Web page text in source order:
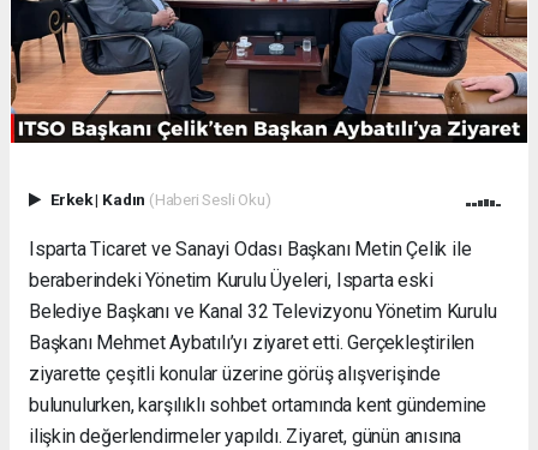
Erkek| Kadın (Haberi Sesli Oku)
Isparta Ticaret ve Sanayi Odası Başkanı Metin Çelik ile
beraberindeki Yönetim Kurulu Üyeleri, Isparta eski
Belediye Başkanı ve Kanal 32 Televizyonu Yönetim Kurulu
Başkanı Mehmet Aybatılı’yı ziyaret etti. Gerçekleştirilen
ziyarette çeşitli konular üzerine görüş alışverişinde
bulunulurken, karşılıklı sohbet ortamında kent gündemine
ilişkin değerlendirmeler yapıldı. Ziyaret, günün anısına